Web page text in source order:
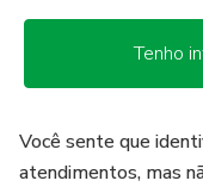
Tenho
Você sente que
atendimentos, mas